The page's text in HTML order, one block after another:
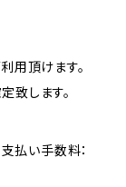
用頂けます。
致します。
払い手数料：